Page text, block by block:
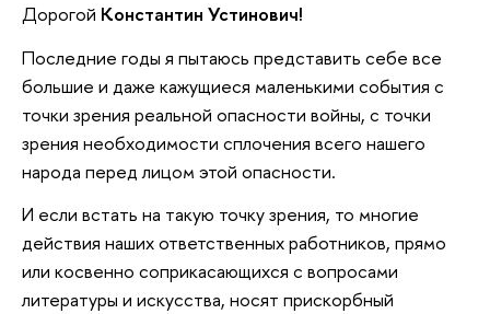
Дорогой Константин Устинович!
Последние годы я пытаюсь представить себе все
большие и даже кажущиеся маленькими события с
точки зрения реальной опасности войны, с точки
зрения необходимости сплочения всего нашего
народа перед лицом этой опасности.
И если встать на такую точку зрения, то многие
действия наших ответственных работников, прямо
или косвенно соприкасающихся с вопросами
литературы и искусства, носят прискорбный